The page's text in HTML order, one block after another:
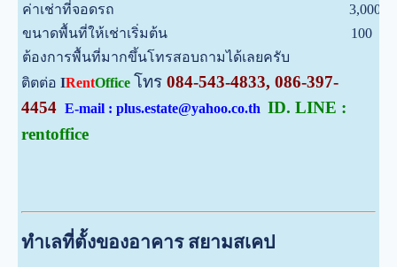
ค่าเช่าที่จอดรถ
3,000
ขนาดพื้นที่ให้เช่าเริ่มต้น
100
ต้องการพื้นที่มากขึ้นโทรสอบถามได้เลยครับ
ติตต่อ IRentOffice โทร 084-543-4833, 086-397-
4454 E-mail : plus.estate@yahoo.co.th ID. LINE :
rentoffice
ทำเลที่ตั้งของอาคาร สยามสเคป